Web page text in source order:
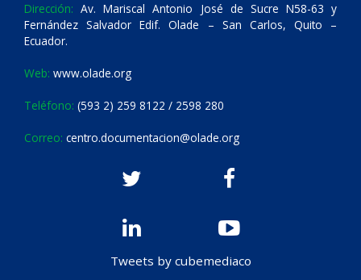
Dirección: Av. Mariscal Antonio José de Sucre N58-63 y
Fernández Salvador Edif. Olade – San Carlos, Quito –
Ecuador.
Web: www.olade.org
Teléfono: (593 2) 259 8122 / 2598 280
Correo: centro.documentacion@olade.org
Tweets by cubemediaco